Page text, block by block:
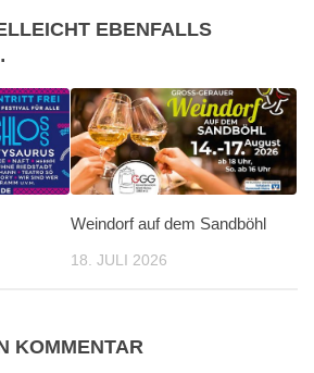
EBENFALLS
Weindorf auf dem Sandböhl
18. JULI 2026
KOMMENTAR